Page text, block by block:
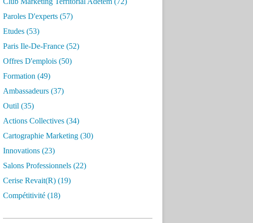
Paroles D'experts (57)
Etudes (53)
Paris Ile-De-France (52)
Offres D'emplois (50)
Formation (49)
Ambassadeurs (37)
Outil (35)
Actions Collectives (34)
Cartographie Marketing (30)
Innovations (23)
Salons Professionnels (22)
Cerise Revait(r) (19)
Compétitivité (18)